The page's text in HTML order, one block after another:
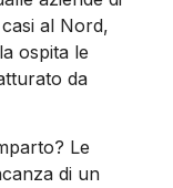
al Nord,
ospita le
da
Le
di un